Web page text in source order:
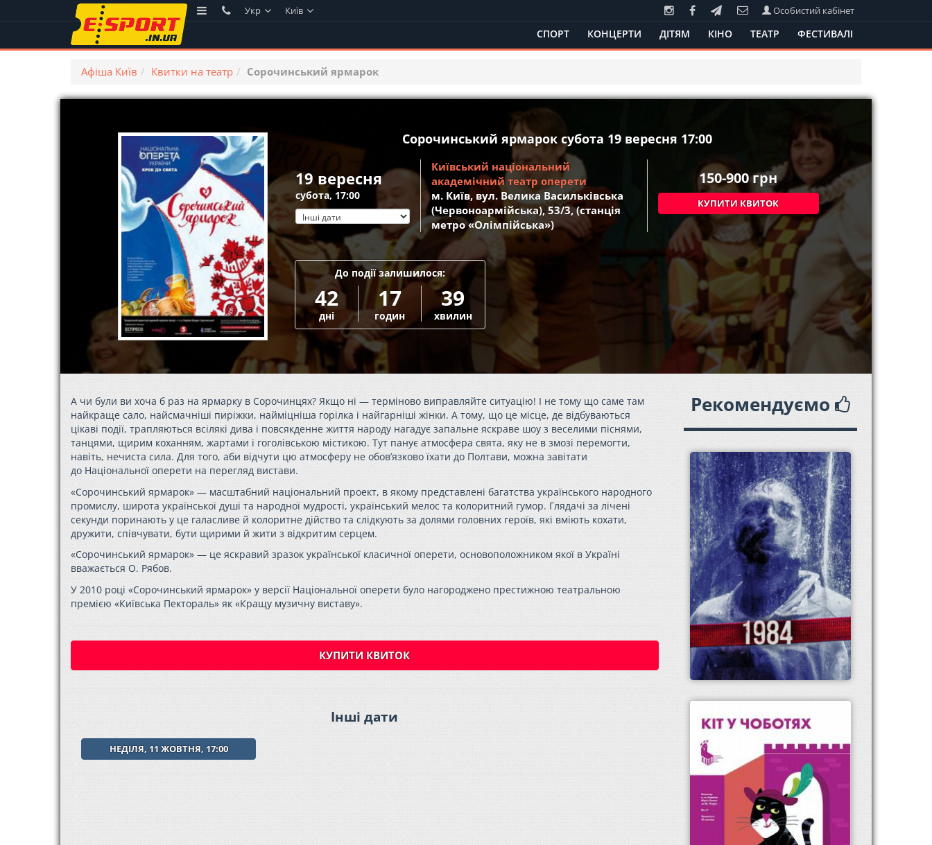
Укр Київ Особистий кабінет
СПОРТ КОНЦЕРТИ ДІТЯМ КІНО ТЕАТР ФЕСТИВАЛІ
Афіша Київ Квитки на театр Сорочинський ярмарок
Сорочинський ярмарок субота 19 вересня 17:00
19 вересня
субота, 17:00
Київський національний
академічний театр оперети
м. Київ, вул. Велика Васильківська
(Червоноармійська), 53/3, (станція
метро «Олімпійська»)
150-900грн
КУПИТИ КВИТОК
До події залишилося:
42
дні
17
годин
39
хвилин
А чи були ви хоча б раз на ярмарку в Сорочинцях? Якщо ні — терміново виправляйте ситуацію! І не тому що саме там
найкраще сало, найсмачніші пиріжки, найміцніша горілка і найгарніші жінки. А тому, що це місце, де відбуваються
цікаві події, трапляються всілякі дива і повсякденне життя народу нагадує запальне яскраве шоу з веселими піснями,
танцями, щирим коханням, жартами і гоголівською містикою. Тут панує атмосфера свята, яку не в змозі перемогти,
навіть, нечиста сила. Для того, аби відчути цю атмосферу не обов’язково їхати до Полтави, можна завітати
до Національної оперети на перегляд вистави.
«Сорочинський ярмарок» — масштабний національний проект, в якому представлені багатства українського народного
промислу, широта української душі та народної мудрості, український мелос та колоритний гумор. Глядачі за лічені
секунди поринають у це галасливе й колоритне дійство та слідкують за долями головних героїв, які вміють кохати,
дружити, співчувати, бути щирими й жити з відкритим серцем.
«Сорочинський ярмарок» — це яскравий зразок української класичної оперети, основоположником якої в Україні
вважається О. Рябов.
У 2010 році «Сорочинський ярмарок» у версії Національної оперети було нагороджено престижною театральною
премією «Київська Пектораль» як «Кращу музичну виставу».
КУПИТИ КВИТОК
Інші дати
НЕДІЛЯ, 11 ЖОВТНЯ, 17:00
Рекомендуємо